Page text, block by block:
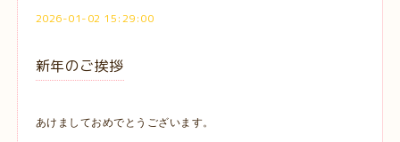
2026-01-02 15:29:00
新年のご挨拶
あけましておめでとうございます。